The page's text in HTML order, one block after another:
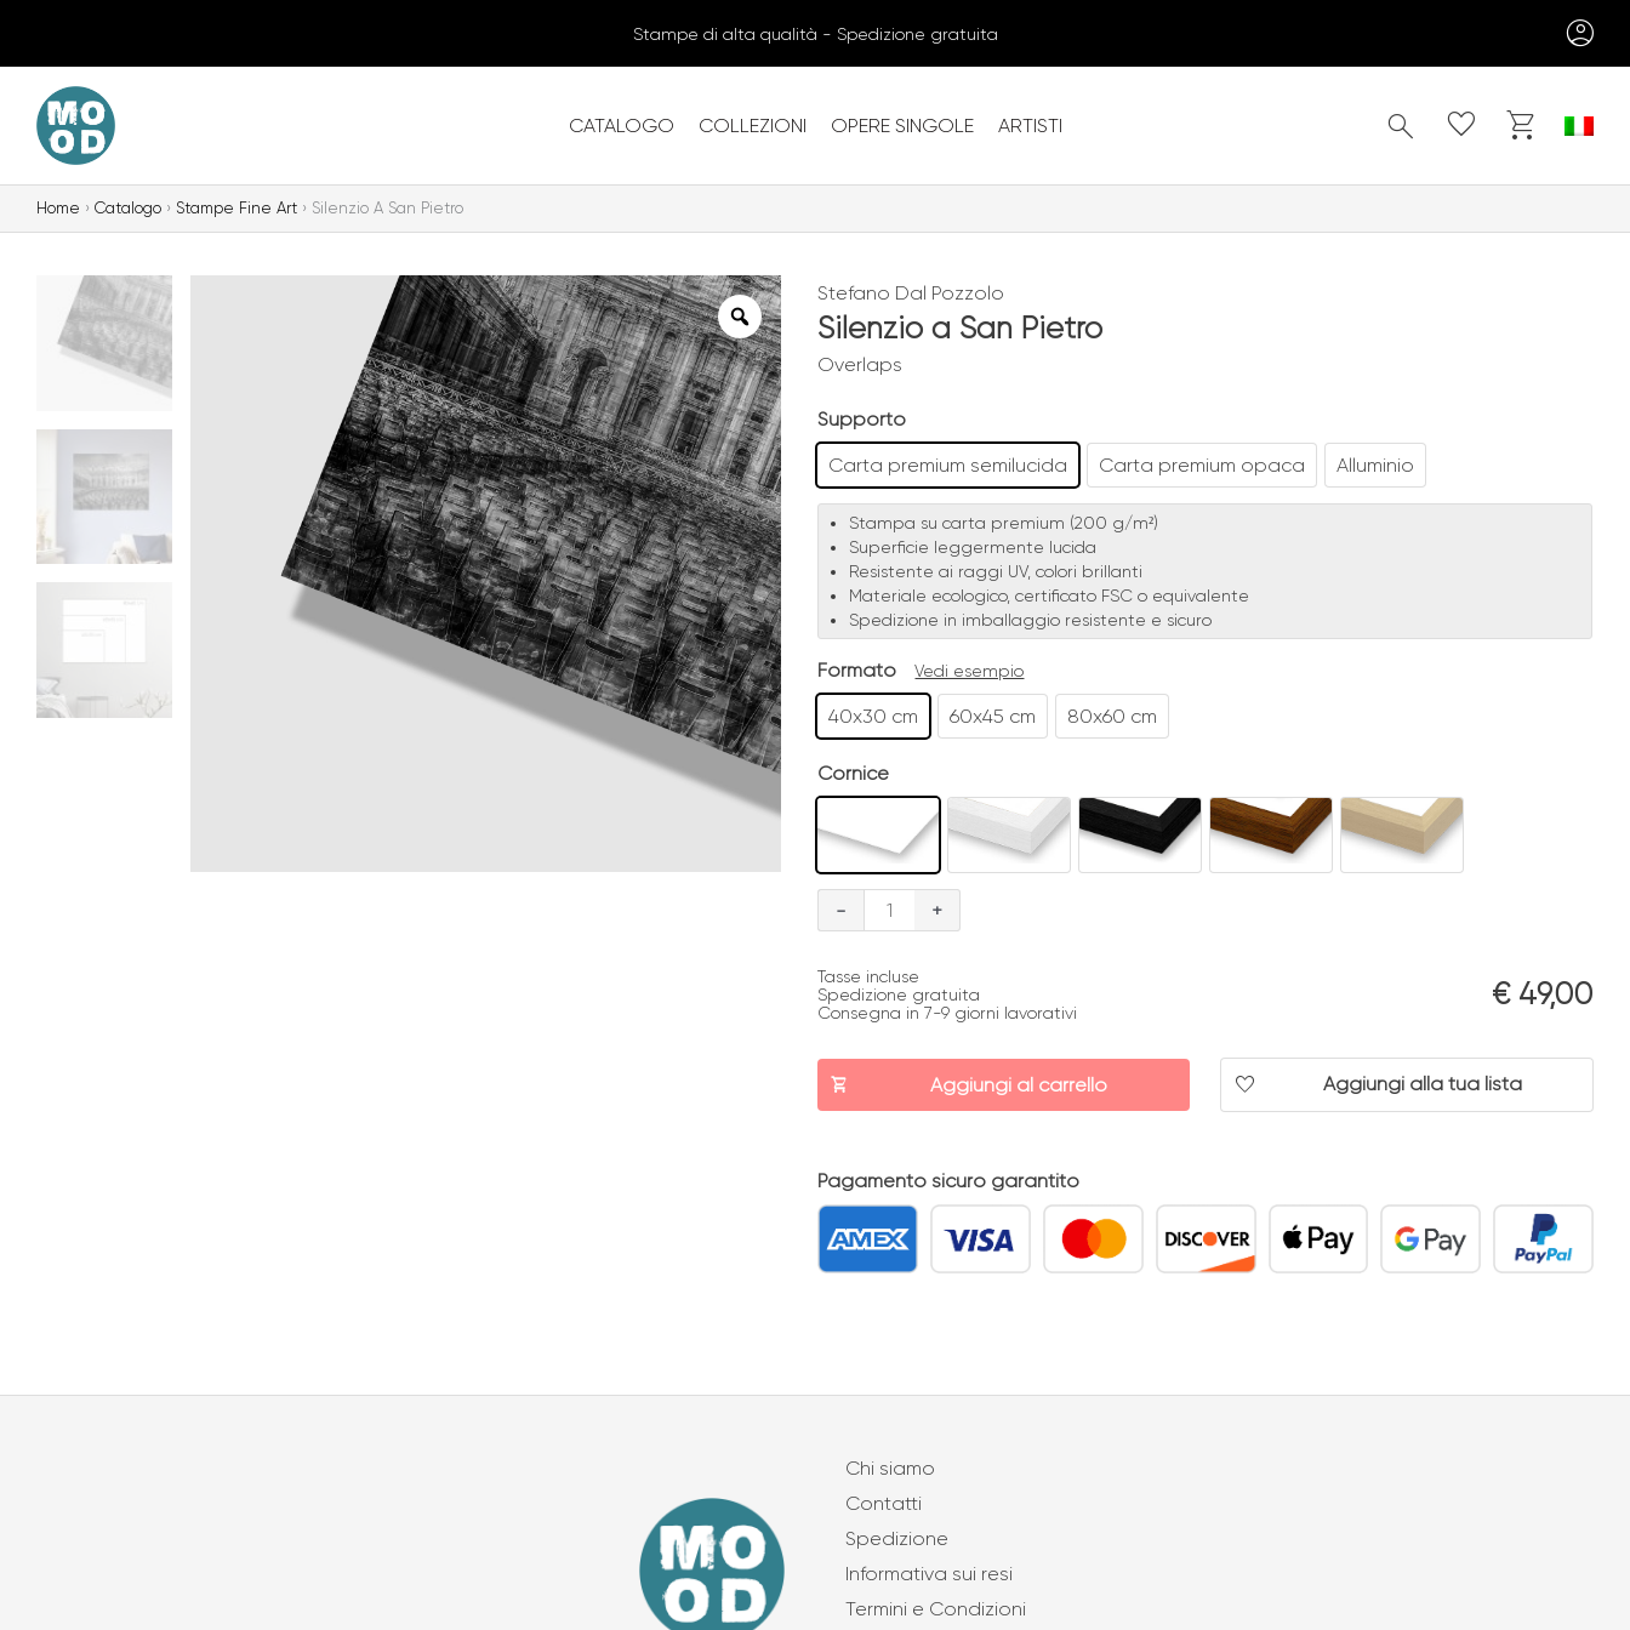
contenuto
Stampe di alta qualità - Spedizione gratuita
CATALOGO COLLEZIONI OPERE SINGOLE ARTISTI Cerca
Home Catalogo Stampe Fine Art Silenzio A San Pietro
Stefano Dal Pozzolo
Silenzio a San Pietro
Overlaps
Supporto
Carta premium semilucida
Carta premium opaca Alluminio
Stampa su carta premium (200 g/m²)
Superficie leggermente lucida
Resistente ai raggi UV, colori brillanti
Materiale ecologico, certificato FSC o equivalente
Spedizione in imballaggio resistente e sicuro
Formato Vedi esempio
40x30 cm 60x45 cm 80x60 cm
Cornice
-
Silenzio
San
Pietro
+
Tasse incluse
Spedizione gratuita
Consegna in 7-9 giorni lavorativi
€49,00
Aggiungi al carrello Aggiungi alla tua lista
Pagamento sicuro garantito
Chi siamo
Contatti
Spedizione
Informativa sui resi
Termini e Condizioni